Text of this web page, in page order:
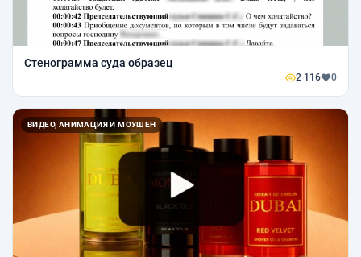
Стенограмма суда образец
2 116 0
ВИДЕО, АНИМАЦИЯ И МОУШЕН